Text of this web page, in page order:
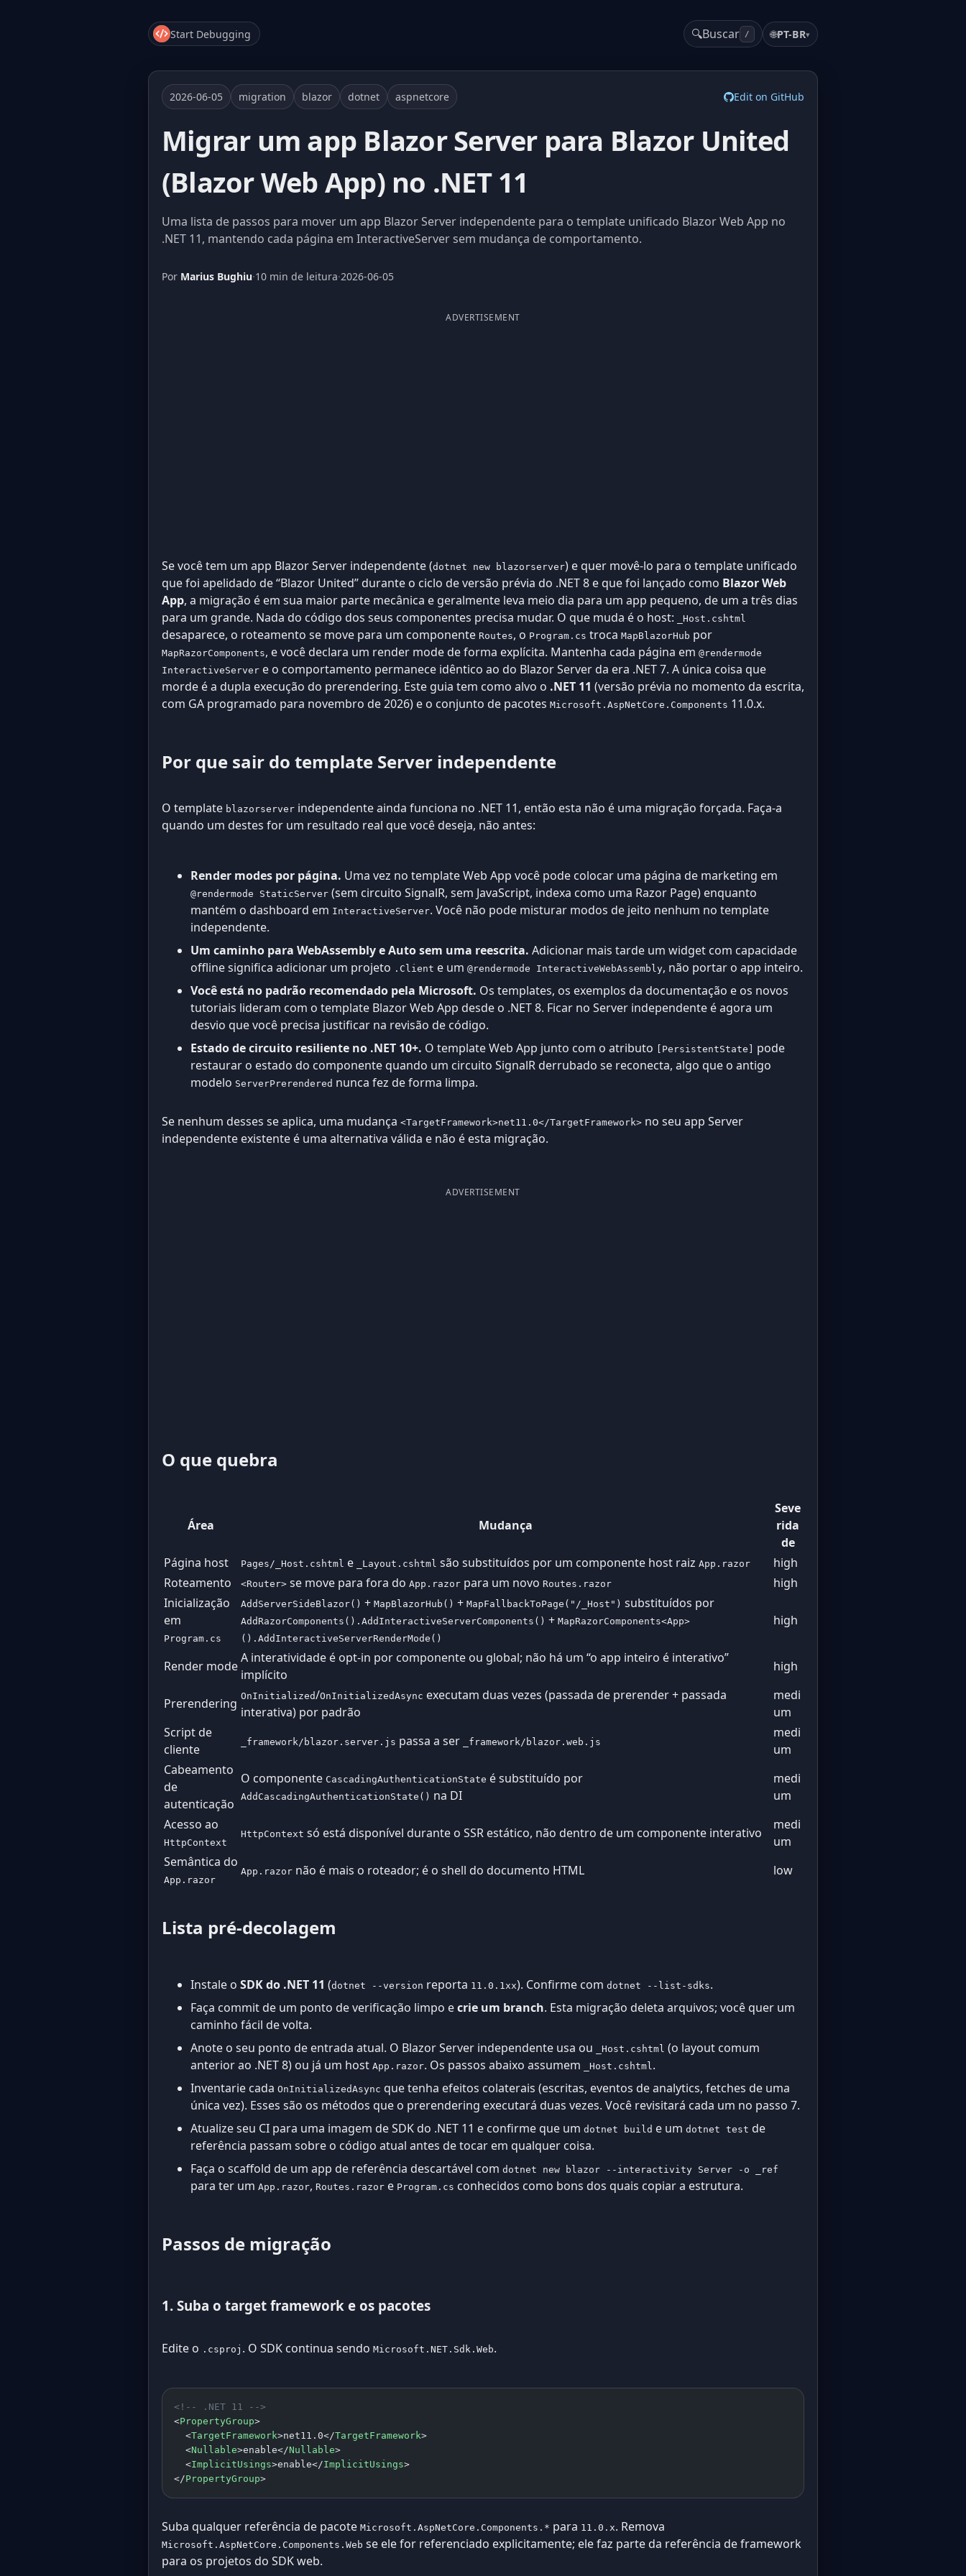
Start Debugging 🔍Buscar / 🌐PT-BR▾
2026-06-05 migration blazor dotnet aspnetcore Edit on GitHub
Migrar um app Blazor Server para Blazor United
(Blazor Web App) no .NET 11
Uma lista de passos para mover um app Blazor Server independente para o template unificado Blazor Web App no
.NET 11, mantendo cada página em InteractiveServer sem mudança de comportamento.
Por Marius Bughiu·10 min de leitura·2026-06-05
ADVERTISEMENT
Se você tem um app Blazor Server independente (dotnet new blazorserver) e quer movê-lo para o template unificado
que foi apelidado de “Blazor United” durante o ciclo de versão prévia do .NET 8 e que foi lançado como Blazor Web
App, a migração é em sua maior parte mecânica e geralmente leva meio dia para um app pequeno, de um a três dias
para um grande. Nada do código dos seus componentes precisa mudar. O que muda é o host:
_Host.cshtml
desaparece, o roteamento se move para um componente Routes, o Program.cs troca MapBlazorHub por
MapRazorComponents, e você declara um render mode de forma explícita. Mantenha cada página em @rendermode
InteractiveServer e o comportamento permanece idêntico ao do Blazor Server da era .NET 7. A única coisa que
morde é a dupla execução do prerendering. Este guia tem como alvo o .NET 11 (versão prévia no momento da escrita,
com GA programado para novembro de 2026) e o conjunto de pacotes Microsoft.AspNetCore.Components 11.0.x.
Por que sair do template Server independente
O template blazorserver independente ainda funciona no .NET 11, então esta não é uma migração forçada. Faça-a
quando um destes for um resultado real que você deseja, não antes:
Render modes por página. Uma vez no template Web App você pode colocar uma página de marketing em
@rendermode StaticServer (sem circuito SignalR, sem JavaScript, indexa como uma Razor Page) enquanto
mantém o dashboard em InteractiveServer. Você não pode misturar modos de jeito nenhum no template
independente.
Um caminho para WebAssembly e Auto sem uma reescrita. Adicionar mais tarde um widget com capacidade
offline significa adicionar um projeto .Client e um @rendermode InteractiveWebAssembly, não portar o app inteiro.
Você está no padrão recomendado pela Microsoft. Os templates, os exemplos da documentação e os novos
tutoriais lideram com o template Blazor Web App desde o .NET 8. Ficar no Server independente é agora um
desvio que você precisa justificar na revisão de código.
Estado de circuito resiliente no .NET 10+. O template Web App junto com o atributo [PersistentState]
pode
restaurar o estado do componente quando um circuito SignalR derrubado se reconecta, algo que o antigo
modelo ServerPrerendered nunca fez de forma limpa.
Se nenhum desses se aplica, uma mudança <TargetFramework>net11.0</TargetFramework> no seu app Server
independente existente é uma alternativa válida e não é esta migração.
ADVERTISEMENT
O que quebra
Área Mudança
Seve
rida
de
Página host
Pages/_Host.cshtml e _Layout.cshtml são substituídos por um componente host raiz App.razor
high
Roteamento
<Router> se move para fora do App.razor para um novo Routes.razor
high
Inicialização
em
Program.cs
AddServerSideBlazor() + MapBlazorHub() + MapFallbackToPage("/_Host") substituídos por
AddRazorComponents().AddInteractiveServerComponents() + MapRazorComponents<App>
().AddInteractiveServerRenderMode()
high
Render mode
A interatividade é opt-in por componente ou global; não há um “o app inteiro é interativo”
implícito
high
Prerendering OnInitialized/OnInitializedAsync executam duas vezes (passada de prerender + passada
interativa) por padrão
medi
um
Script de
cliente
_framework/blazor.server.js passa a ser _framework/blazor.web.js
medi
um
Cabeamento
de
autenticação
O componente CascadingAuthenticationState é substituído por
AddCascadingAuthenticationState() na DI
medi
um
Acesso ao
HttpContext
HttpContext só está disponível durante o SSR estático, não dentro de um componente interativo
medi
um
Semântica do
App.razor
App.razor não é mais o roteador; é o shell do documento HTML low
Lista pré-decolagem
Instale o SDK do .NET 11 (dotnet --version reporta 11.0.1xx). Confirme com dotnet --list-sdks.
Faça commit de um ponto de verificação limpo ecrie um branch. Esta migração deleta arquivos; você quer um
caminho fácil de volta.
Anote o seu ponto de entrada atual. O Blazor Server independente usa ou
_Host.cshtml (o layout comum
anterior ao .NET 8) ou já um host App.razor. Os passos abaixo assumem _Host.cshtml.
Inventarie cada OnInitializedAsync que tenha efeitos colaterais (escritas, eventos de analytics, fetches de uma
única vez). Esses são os métodos que o prerendering executará duas vezes. Você revisitará cada um no passo 7.
Atualize seu CI para uma imagem de SDK do .NET 11 e confirme que um dotnet build e um dotnet test de
referência passam sobre o código atual antes de tocar em qualquer coisa.
Faça o scaffold de um app de referência descartável com dotnet new blazor --interactivity Server -o _ref
para ter um App.razor, Routes.razor e Program.cs conhecidos como bons dos quais copiar a estrutura.
Passos de migração
1. Suba o target framework e os pacotes
Edite o .csproj . O SDK continua sendo Microsoft.NET.Sdk.Web.
<!-- .NET 11 -->
<PropertyGroup>
  <
TargetFramework>net11.0</TargetFramework>
  <
Nullable>enable</Nullable>
  <
ImplicitUsings>enable</ImplicitUsings>
</PropertyGroup>
Suba qualquer referência de pacote Microsoft.AspNetCore.Components.* para 11.0.x. Remova
Microsoft.AspNetCore.Components.Web se ele for referenciado explicitamente; ele faz parte da referência de framework
para os projetos do SDK web.